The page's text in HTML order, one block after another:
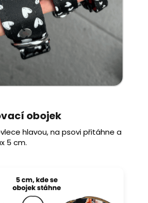
obojek
hlavou, na psovi přitáhne a
5 cm.